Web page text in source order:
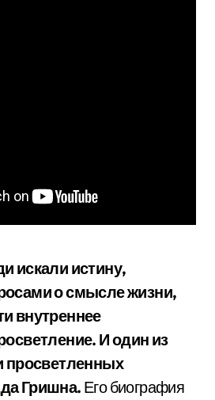
искали истину,
о смысле жизни,
внутреннее
И один из
просветленных
Гришна. Его биография